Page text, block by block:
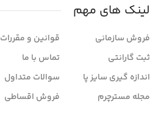
لینک های مهم
فروش سازمانی
ثبت گارانتی
اندازه گیری سایز پا
مجله مسترچرم
قوانین و مقررات
تماس با ما
سوالات متداول
فروش اقساطی